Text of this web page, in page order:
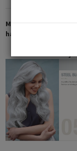
Már ÖN is
hajfestésre?